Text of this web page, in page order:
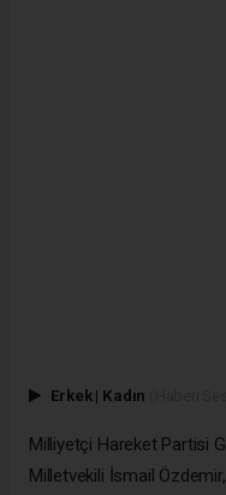
Erkek | Kadın
Milliyetçi Hareket Partisi
Milletvekili İsmail